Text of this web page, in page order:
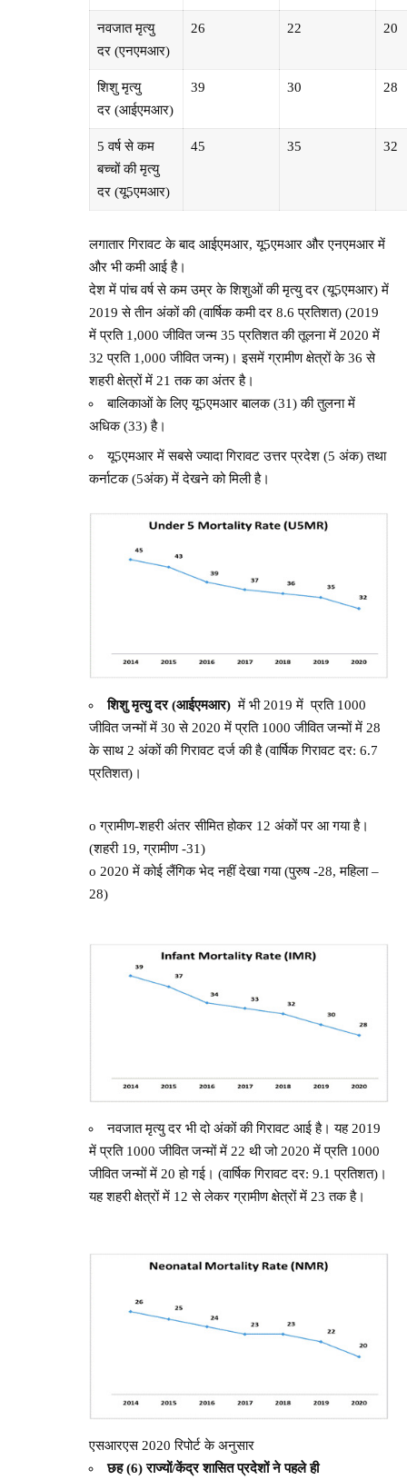
नवजात मृत्यु
दर (एनएमआर)
26 22 20
शिशु मृत्यु
दर (आईएमआर)
39 30 28
5 वर्ष से कम
बच्चों की मृत्यु
दर (यू5एमआर)
45 35 32
लगातार गिरावट के बाद आईएमआर, यू5एमआर और एनएमआर में
और भी कमी आई है।
देश में पांच वर्ष से कम उम्र के शिशुओं की मृत्यु दर (यू5एमआर) में
2019 से तीन अंकों की (वार्षिक कमी दर 8.6 प्रतिशत) (2019
में प्रति 1,000 जीवित जन्म 35 प्रतिशत की तूलना में 2020 में
32 प्रति 1,000 जीवित जन्म)। इसमें ग्रामीण क्षेत्रों के 36 से
शहरी क्षेत्रों में 21 तक का अंतर है।
बालिकाओं के लिए यू5एमआर बालक (31) की तुलना में
अधिक (33) है।
यू5एमआर में सबसे ज्यादा गिरावट उत्तर प्रदेश (5 अंक) तथा
कर्नाटक (5अंक) में देखने को मिली है।
शिशु मृत्यु दर (आईएमआर) में भी 2019 में प्रति 1000
जीवित जन्मों में 30 से 2020 में प्रति 1000 जीवित जन्मों में 28
के साथ 2 अंकों की गिरावट दर्ज की है (वार्षिक गिरावट दर: 6.7
प्रतिशत)।
o ग्रामीण-शहरी अंतर सीमित होकर 12 अंकों पर आ गया है।
(शहरी 19, ग्रामीण -31)
o 2020 में कोई लैंगिक भेद नहीं देखा गया (पुरुष -28, महिला –
28)
नवजात मृत्यु दर भी दो अंकों की गिरावट आई है। यह 2019
में प्रति 1000 जीवित जन्मों में 22 थी जो 2020 में प्रति 1000
जीवित जन्मों में 20 हो गई। (वार्षिक गिरावट दर: 9.1 प्रतिशत)।
यह शहरी क्षेत्रों में 12 से लेकर ग्रामीण क्षेत्रों में 23 तक है।
एसआरएस 2020 रिपोर्ट के अनुसार
छह (6) राज्यों/केंद्र शासित प्रदेशों ने पहले ही